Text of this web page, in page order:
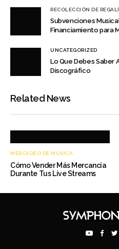
RECOLECCIÓN DE
Subvenciones
Financiamiento para
UNCATEGORIZED
Lo Que Debes Saber
Discográfico
Related News
MERCADEO DE MÚSICA
Cómo Vender Más Mercancía
Durante Tus Live Streams